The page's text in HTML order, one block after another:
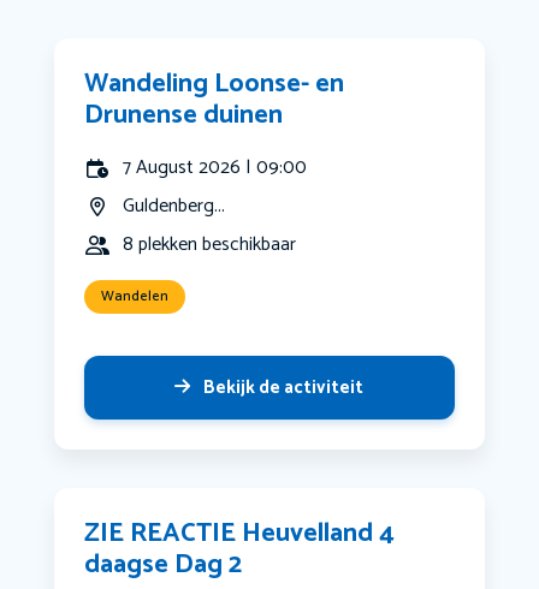
Wandeling Loonse- en
Drunense duinen
7 August 2026 | 09:00
Guldenberg...
8 plekken beschikbaar
Wandelen
Bekijk de activiteit
ZIE REACTIE Heuvelland 4
daagse Dag 2